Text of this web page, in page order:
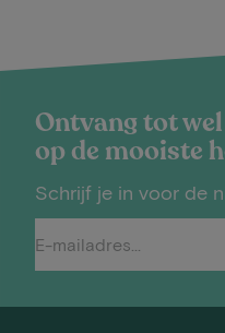
Ontvang tot
op de mooiste
Schrijf je in voor de